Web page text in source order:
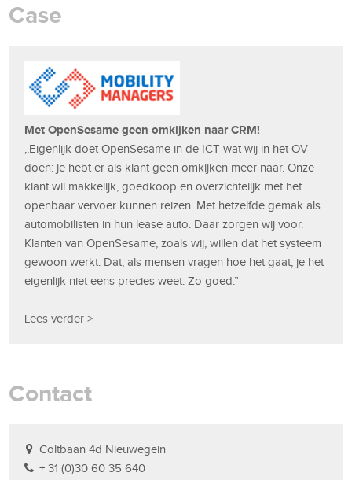
Case
Met OpenSesame geen omkijken naar CRM!
,,Eigenlijk doet OpenSesame in de ICT wat wij in het OV
doen: je hebt er als klant geen omkijken meer naar. Onze
klant wil makkelijk, goedkoop en overzichtelijk met het
openbaar vervoer kunnen reizen. Met hetzelfde gemak als
automobilisten in hun lease auto. Daar zorgen wij voor.
Klanten van OpenSesame, zoals wij, willen dat het systeem
gewoon werkt. Dat, als mensen vragen hoe het gaat, je het
eigenlijk niet eens precies weet. Zo goed.”
Lees verder >
Contact
Coltbaan 4d Nieuwegein
+ 31 (0)30 60 35 640